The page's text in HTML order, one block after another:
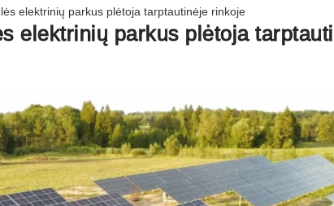
elektrinių parkus plėtoja tarptautinėje rinkoje
elektrinių parkus plėtoja